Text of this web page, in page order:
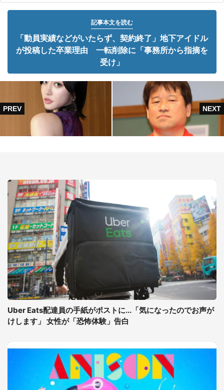
記事本文を読む
「動員実績などがいたらず、契約終了」地下アイドル
が投稿した卒業理由 一転削除に「事務所から指摘を
受け」
Uber Eats配達員の手紙がポストに...「気になったのでお声が
けします」 女性が「恐怖体験」告白